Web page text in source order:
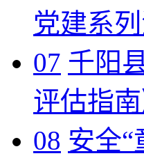
党建系
07 千阳
评估指
08 安全